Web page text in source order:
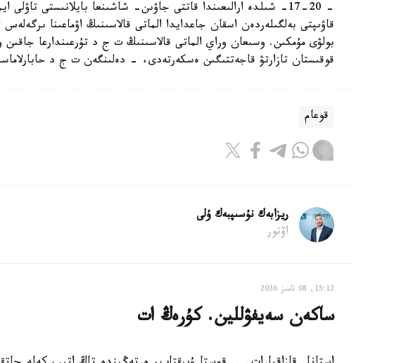
- 17-20- شىلدە ارالىعىندا قاتتى جاۋىن- شاشىنعا بايلانىستى
قاۋىپتى بەلگىلەردەن اسقان جاعدايدا الماتى قالاسىنىڭ اۋماعىنا
بولۋى مۇمكىن. وسىعان وراي الماتى قالاسىنىڭ ت ج د تۇرعىندارعا جاقىن
قوقىستان تازارتۋ قاجەتتىگىن ەسكەرتەدى، - دەلىنگەن ت ج د
قوعام
ريزابەك نۇسىپبەك ۇلى
اۆتور
15:12, 08 تامىز 2026
ساكەن سەيفۋللين. كۇرەڭ ات